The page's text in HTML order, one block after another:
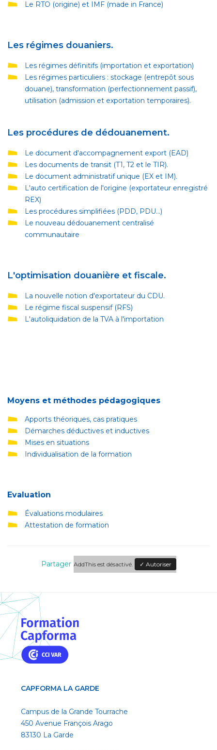
Le RTO (origine) et IMF (made in France)
Les régimes douaniers.
Les régimes définitifs (importation et exportation)
Les régimes particuliers : stockage (entrepôt sous
douane), transformation (perfectionnement passif),
utilisation (admission et exportation temporaires).
Les procédures de dédouanement.
Le document d'accompagnement export (EAD)
Les documents de transit (T1, T2 et le TIR).
Le document administratif unique (EX et IM).
L'auto certification de l'origine (exportateur enregistré
REX)
Les procédures simplifiées (PDD, PDU…)
Le nouveau dédouanement centralisé
communautaire
L'optimisation douanière et fiscale.
La nouvelle notion d'exportateur du CDU.
Le régime fiscal suspensif (RFS)
L'autoliquidation de la TVA à l'importation
Moyens et méthodes pédagogiques
Apports théoriques, cas pratiques
Démarches déductives et inductives
Mises en situations
Individualisation de la formation
Evaluation
Évaluations modulaires
Attestation de formation
Partager AddThis est désactivé. ✓ Autoriser
CAPFORMA LA GARDE
Campus de la Grande Tourrache
450 Avenue François Arago
83130 La Garde